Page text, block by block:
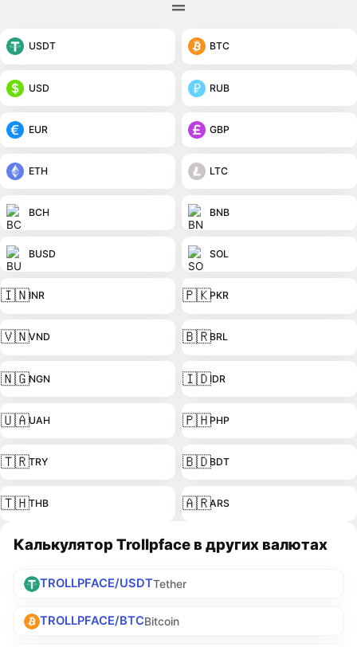
USDT BTC
USD RUB
EUR GBP
ETH LTC
BCH BNB
BUSD SOL
🇮🇳INR 🇵🇰PKR
🇻🇳VND 🇧🇷BRL
🇳🇬NGN 🇮🇩IDR
🇺🇦UAH 🇵🇭PHP
🇹🇷TRY 🇧🇩BDT
🇹🇭THB 🇦🇷ARS
Калькулятор Trollpface в других валютах
TROLLPFACE/USDTTether
TROLLPFACE/BTCBitcoin